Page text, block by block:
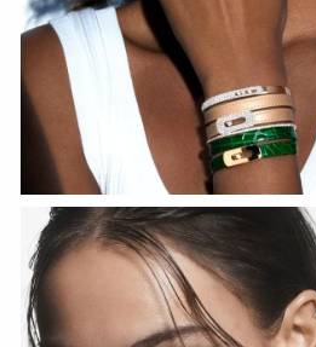
HOZIR KO‘RISH